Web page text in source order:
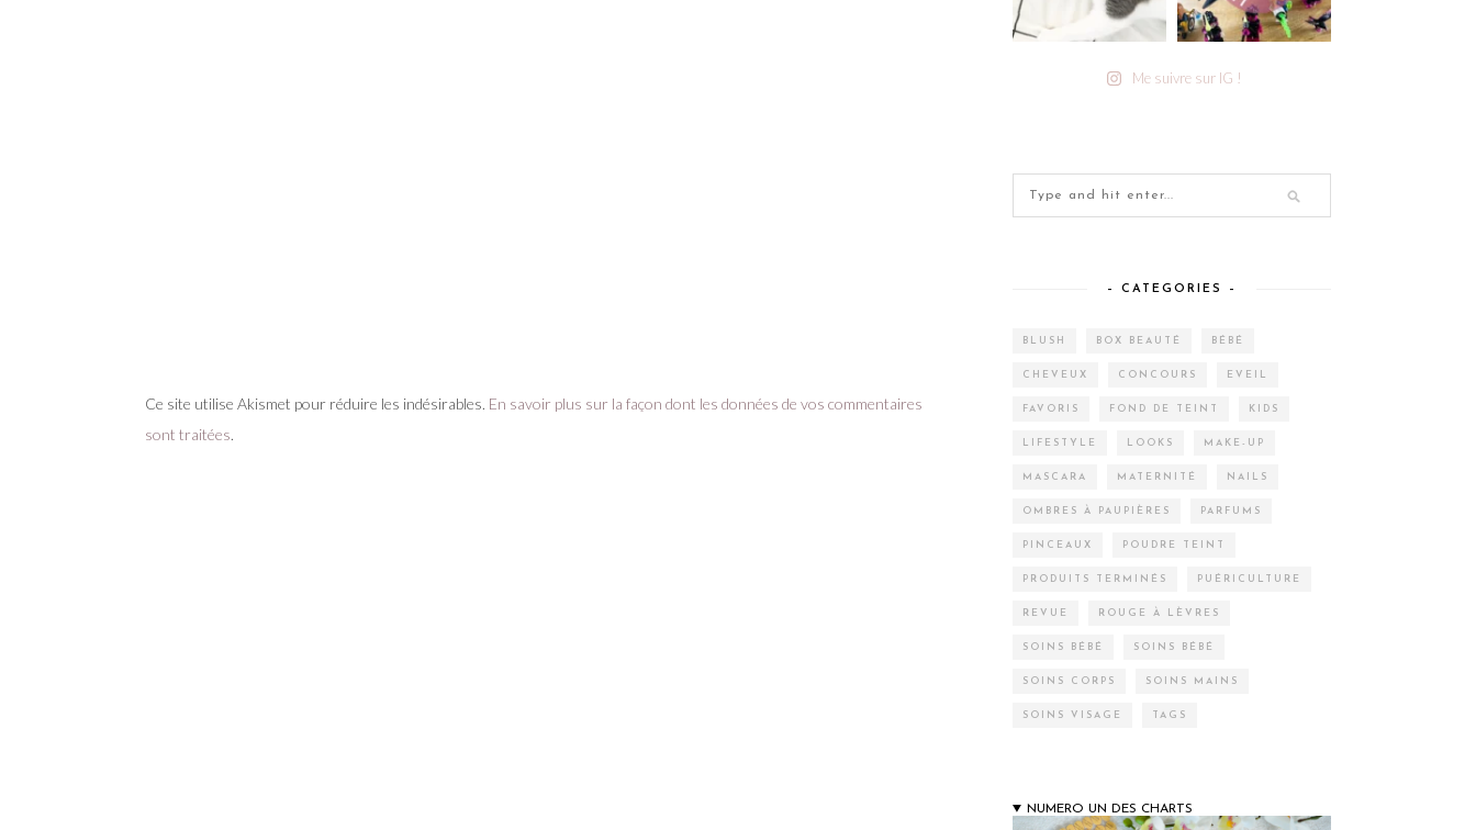
Ce site utilise Akismet pour réduire les indésirables. En savoir plus sur la façon dont les données de vos commentaires
sont traitées.
Me suivre sur IG !
– CATEGORIES –
BLUSH BOX BEAUTÉ BÉBÉ
CHEVEUX CONCOURS EVEIL
FAVORIS FOND DE TEINT KIDS
LIFESTYLE LOOKS MAKE-UP
MASCARA MATERNITÉ NAILS
OMBRES À PAUPIÈRES PARFUMS
PINCEAUX POUDRE TEINT
PRODUITS TERMINÉS PUÉRICULTURE
REVUE ROUGE À LÈVRES
SOINS BÉBÉ SOINS BÉBÉ
SOINS CORPS SOINS MAINS
SOINS VISAGE TAGS
NUMERO UN DES CHARTS